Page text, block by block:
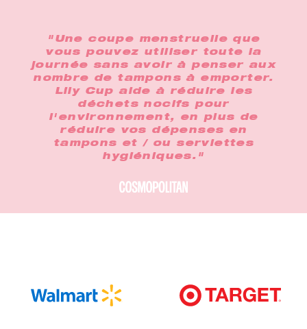
"Une coupe menstruelle que
vous pouvez utiliser toute la
journée sans avoir à penser aux
nombre de tampons à emporter.
Lily Cup aide à réduire les
déchets nocifs pour
l'environnement, en plus de
réduire vos dépenses en
tampons et / ou serviettes
hygiéniques."